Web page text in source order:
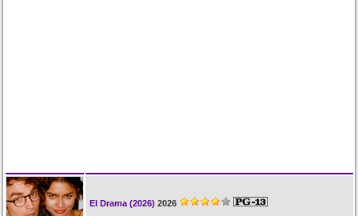
El Drama (2026) 2026